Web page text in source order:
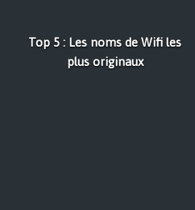
Top 5 : Les noms de Wifi les
plus originaux